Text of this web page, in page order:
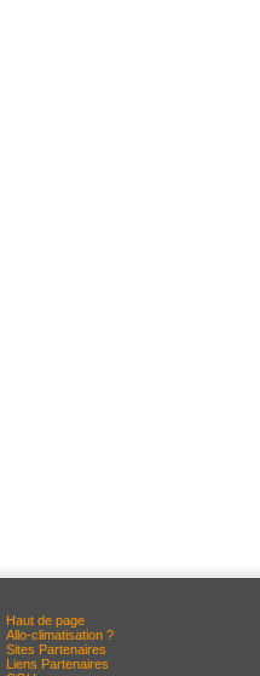
Haut de page
Allo-climatisation ?
Sites Partenaires
Liens Partenaires